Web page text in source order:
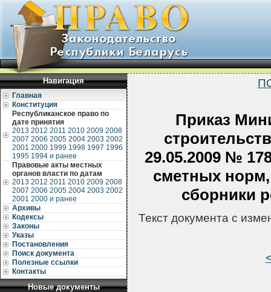
Навигация
Главная
Конституция
Республиканское право по
дате принятия
2013 2012 2011 2010 2009 2008
2007 2006 2005 2004 2003 2002
2001 2000 1999 1998 1997 1996
1995 1994 и ранее
Правовые акты местных
органов власти по датам
2013 2012 2011 2010 2009 2008
2007 2006 2005 2004 2003 2002
2001 2000 и ранее
Архивы
Кодексы
Законы
Указы
Постановления
Поиск документа
Полезные ссылки
Контакты
Новые документы
Приказ
29.05.2009 №
сметных
сборники
Текст документа с